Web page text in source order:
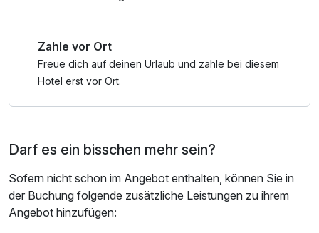
Zahle vor Ort
Freue dich auf deinen Urlaub und zahle bei diesem
Hotel erst vor Ort.
Darf es ein bisschen mehr sein?
Sofern nicht schon im Angebot enthalten, können Sie in
der Buchung folgende zusätzliche Leistungen zu ihrem
Angebot hinzufügen: